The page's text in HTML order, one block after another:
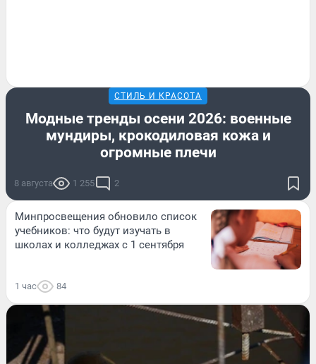
СТИЛЬ И КРАСОТА
Модные тренды осени 2026: военные
мундиры, крокодиловая кожа и
огромные плечи
8 августа 1 255 2
Минпросвещения обновило список
учебников: что будут изучать в
школах и колледжах с 1 сентября
1 час 84